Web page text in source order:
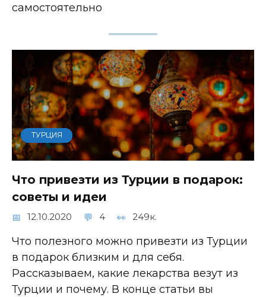
самостоятельно
ТУРЦИЯ
Что привезти из Турции в подарок:
советы и идеи
12.10.2020 4 249к.
Что полезного можно привезти из Турции
в подарок близким и для себя.
Рассказываем, какие лекарства везут из
Турции и почему. В конце статьи вы